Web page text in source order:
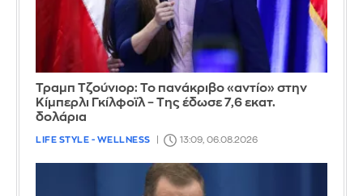
Τραμπ Τζούνιορ: Το πανάκριβο «αντίο» στην
Κίμπερλι Γκίλφοϊλ – Της έδωσε 7,6 εκατ.
δολάρια
LIFE STYLE - WELLNESS 13:09, 06.08.2026